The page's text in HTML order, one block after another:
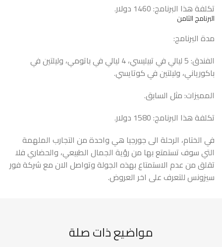
تكلفة هذا البرنامج: 1460 دولار.
البرنامج الثامن
مدة البرنامج:
الفندق: 5 ليالي في تبيليسي، 4 ليالي في باتومي، وليلتين في
باكورياني، وليلتين في كوتايسي.
المميزات: مثل السابق.
تكلفة هذا البرنامج: 1580 دولار.
في الختام، الرحلة الى جورجيا هي واحدة من التجارب الملهمة
التي سوف تستمتع بها من رؤية الجمال الطبيعي، والحضاري فلا
تقلق من عدم الاستمتاع بهذه الجولة وتواصل الان مع شركةفور
سيزونسللتعرف على اخر العروض.
مواضيع ذات صلة